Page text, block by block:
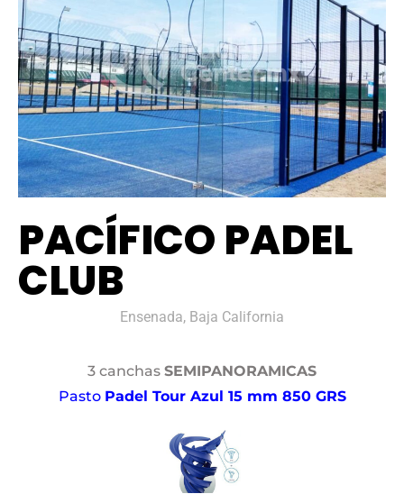
PACÍFICO PADEL
CLUB
Ensenada, Baja California
3 canchas SEMIPANORAMICAS
Pasto Padel Tour Azul 15 mm 850 GRS